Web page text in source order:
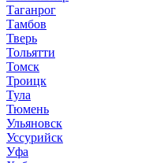
Таганрог
Тамбов
Тверь
Тольятти
Томск
Троицк
Тула
Тюмень
Ульяновск
Уссурийск
Уфа